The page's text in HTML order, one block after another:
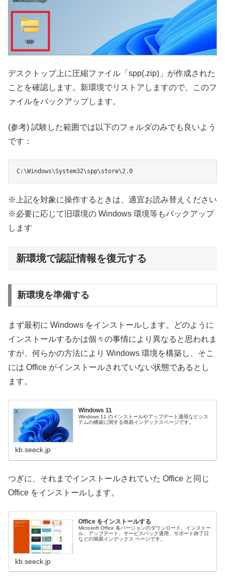
デスクトップ上に圧縮ファイル「spp(.zip)」が作成された
ことを確認します。新環境でリストアしますので、このフ
ァイルをバックアップします。
(参考) 試験した範囲では以下のフォルダのみでも良いよう
です：
C:\Windows\System32\spp\store\2.0
※上記を対象に操作するときは、適宜お読み替えください
※必要に応じて旧環境の Windows 環境等もバックアップ
します
新環境で認証情報を復元する
新環境を準備する
まず最初に Windows をインストールします。どのように
インストールするかは個々の事情により異なると思われま
すが、何らかの方法により Windows 環境を構築し、そこ
には Office がインストールされていない状態であるとし
ます。
Windows 11
Windows 11 のインストールやアップデート適用などシス
テムの構築に関する簡易インデックスページです。
kb.seeck.jp
つぎに、それまでインストールされていた Office と同じ
Office をインストールします。
Office をインストールする
Microsoft Office 各バージョンのダウンロード、インストー
ル、アップデート、サービスパック適用、サポート終了日
などの簡易インデックス ページです。
kb.seeck.jp